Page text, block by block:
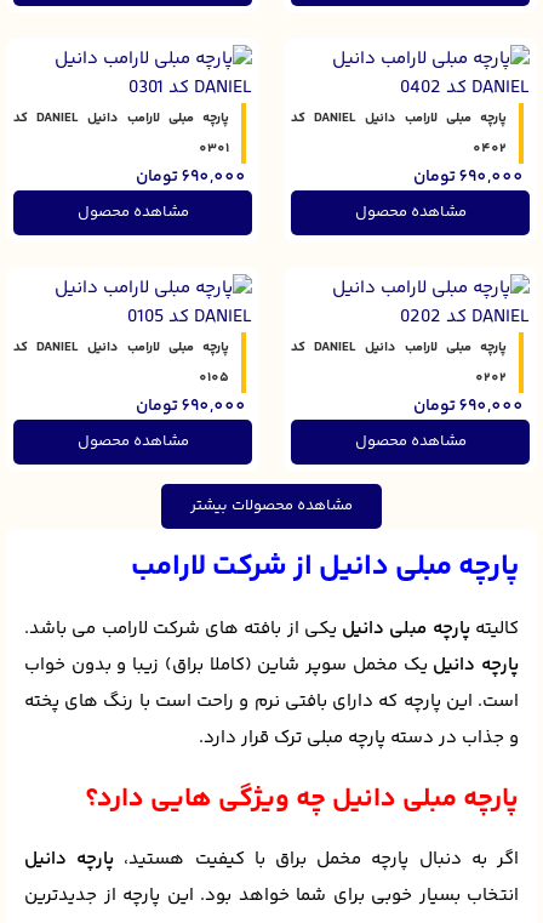
پارچه مبلی لارامب دانیل DANIEL کد
0402
690,000تومان
مشاهده محصول
پارچه مبلی لارامب دانیل DANIEL کد
0301
690,000تومان
مشاهده محصول
پارچه مبلی لارامب دانیل DANIEL کد
0202
690,000تومان
مشاهده محصول
پارچه مبلی لارامب دانیل DANIEL کد
0105
690,000تومان
مشاهده محصول
مشاهده محصولات بیشتر
پارچه‌ مبلی دانیل از شرکت لارامب
کالیتهپارچه مبلی دانیل یکی از بافته های شرکت لارامب می باشد.
پارچه دانیل یک مخمل سوپر شاین (کاملا براق) زیبا و بدون خواب
است. این پارچه که دارای بافتی نرم و راحت است با رنگ های پخته
و جذاب در دسته پارچه مبلی ترک قرار دارد.
پارچه مبلی دانیل چه ویژگی هایی دارد؟
اگر به دنبال پارچه مخمل براق با کیفیت هستید، پارچه دانیل
انتخاب بسیار خوبی برای شما خواهد بود. این پارچه از جدیدترین